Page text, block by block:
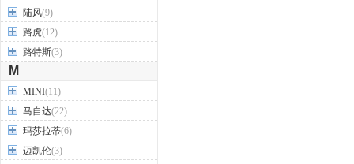
陆风(9)
路虎(12)
路特斯(3)
M
MINI(11)
马自达(22)
玛莎拉蒂(6)
迈凯伦(3)